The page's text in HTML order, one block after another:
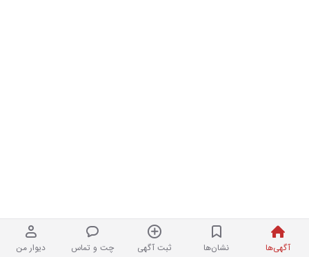
آگهی‌ها نشان‌ها ثبت آگهی چت و تماس دیوار من